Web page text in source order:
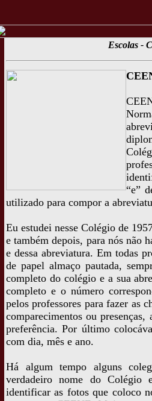
Escolas -
“e”
utilizado para compor a
Eu estudei nesse Colégio de
e também depois, para nós não
e dessa abreviatura. Em todas
de papel almaço pautada,
completo do colégio e a sua
completo e o número
pelos professores para fazer as
comparecimentos ou presenças,
preferência. Por último
com dia, mês e ano.
Há algum tempo alguns
verdadeiro nome do Colégio
identificar as fotos que coloco